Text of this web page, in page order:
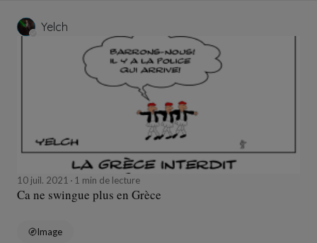
Yelch
10 juil. 2021 1 min de lecture
Ca ne swingue plus en Grèce
Image